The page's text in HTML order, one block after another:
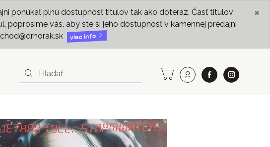
ponúkať plnú dostupnosť titulov tak ako doteraz. Časť titulov
vás, aby ste si jeho dostupnosť v kamennej predajni
viac info
×